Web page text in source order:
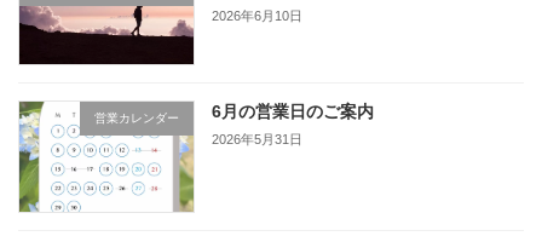
2026年6月10日
営業カレンダー 6月の営業日のご案内
2026年5月31日